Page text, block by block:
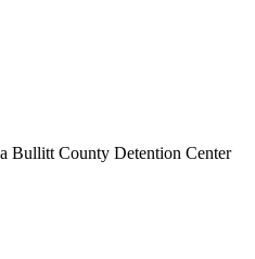
Bullitt County Detention Center